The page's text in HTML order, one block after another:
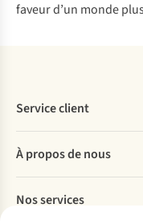
faveur d’un monde
Service client
Commander
Payer
Livraison
À propos de nous
Explore More
Nos services